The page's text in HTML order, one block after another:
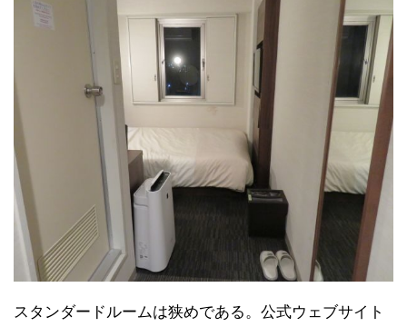
スタンダードルームは狭めである。公式ウェブサイト